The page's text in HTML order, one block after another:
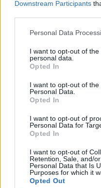
Downstream Participants
Personal Data
I want to opt-out of
personal data.
Opted In
I want to opt-out of the
Personal Data.
Opted In
I want to opt-out of
Personal Data for
Opted In
I want to opt-out of
Retention, Sale, and/
Personal Data that Is
Purposes for which it
Opted Out
SLIMĪBU APRAKSTI
Pusaudzim akne. Kāpēc
labākais padoms?